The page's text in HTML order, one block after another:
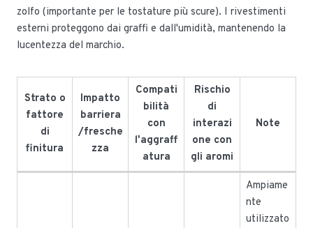
zolfo (importante per le tostature più scure). I rivestimenti
esterni proteggono dai graffi e dall'umidità, mantenendo la
lucentezza del marchio.
Strato o
fattore
di
finitura
Impatto
barriera
/fresche
zza
Compati
bilità
con
l'aggraff
atura
Rischio
di
interazi
one con
gli aromi
Note
Ampiame
nte
utilizzato